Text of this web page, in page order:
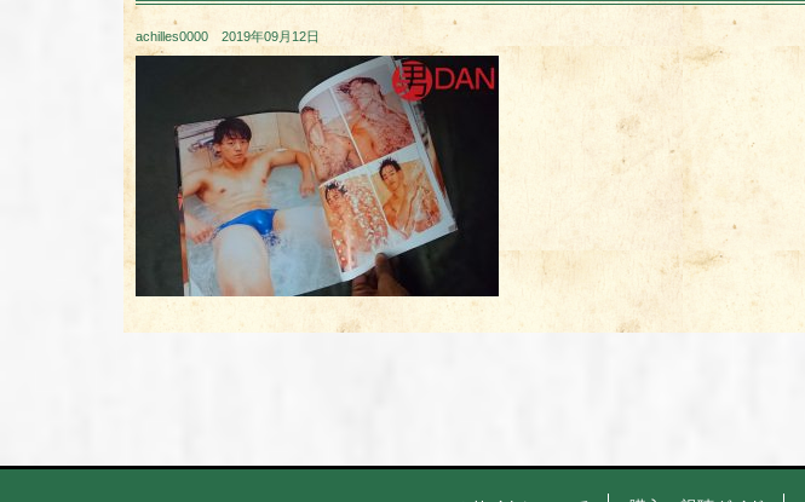
achilles0000 2019年09月12日